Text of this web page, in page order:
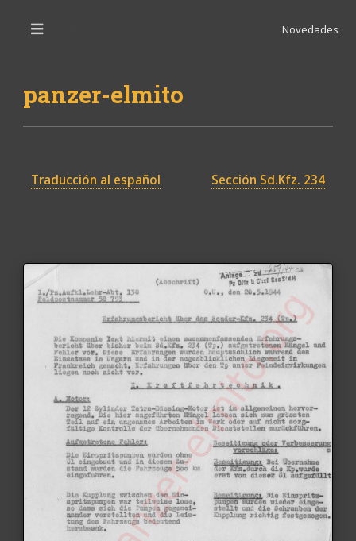
panzer-elmito
Novedades
Traducción al español Sección Sd.Kfz. 234